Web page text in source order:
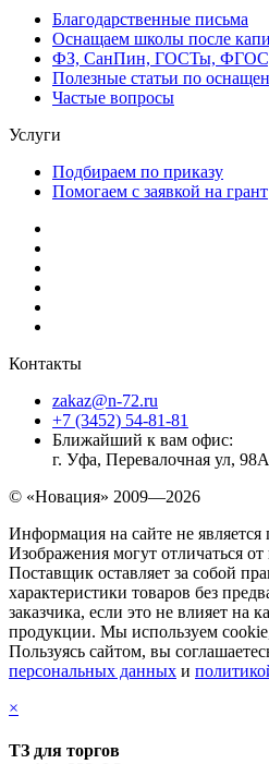
Благодарственные письма
Оснащаем школы после
ФЗ, СанПин, ГОСТы, ФГОС,
Полезные статьи по
Частые вопросы
Услуги
Подбираем по приказу
Помогаем с заявкой на грант
Контакты
zakaz@n-72.ru
+7 (3452) 54-81-81
Ближайший к вам офис:
г. Уфа, Перевалочная ул, 98А
© «Новация» 2009—2026
Информация на сайте не
Изображения могут отличаться
Поставщик оставляет за собой
характеристики товаров без
заказчика, если это не влияет на
продукции. Мы используем
Пользуясь сайтом, вы
персональных данных и
×
ТЗ для торгов